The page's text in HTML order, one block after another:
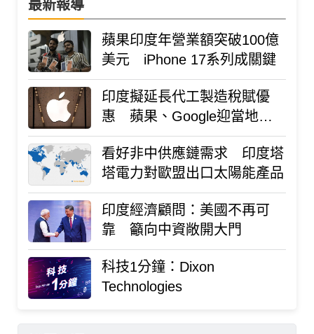
最新報導
蘋果印度年營業額突破100億
美元 iPhone 17系列成關鍵
印度擬延長代工製造稅賦優
惠 蘋果、Google迎當地政
策利多
看好非中供應鏈需求 印度塔
塔電力對歐盟出口太陽能產品
印度經濟顧問：美國不再可
靠 籲向中資敞開大門
科技1分鐘：Dixon
Technologies